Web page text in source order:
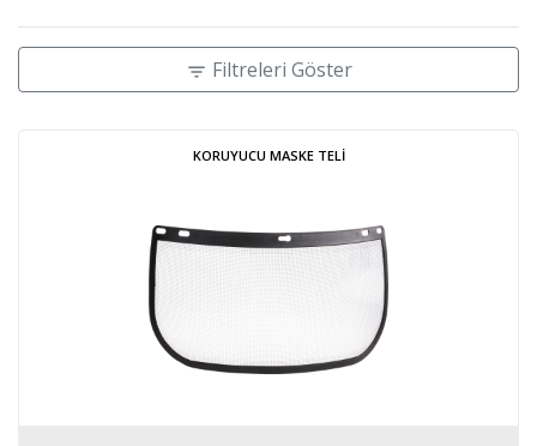
filter_list Filtreleri Göster
KORUYUCU MASKE TELİ